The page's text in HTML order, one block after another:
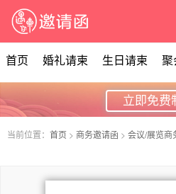
首页 婚礼请柬 生日请柬 聚
立即免费
当前位置： 首页 > 商务邀请函 > 会议/展览商